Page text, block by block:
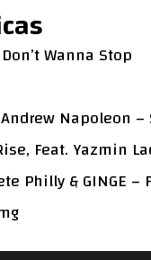
Wanna Stop
Napoleon –
Feat. Yazmin
Philly & GINGE –